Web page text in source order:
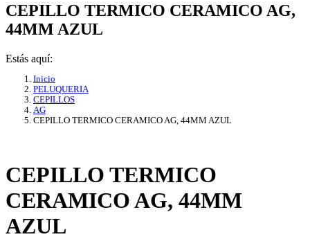
CEPILLO TERMICO CERAMICO AG,
44MM AZUL
Estás aquí:
Inicio
PELUQUERIA
CEPILLOS
AG
CEPILLO TERMICO CERAMICO AG, 44MM AZUL
CEPILLO TERMICO
CERAMICO AG, 44MM
AZUL